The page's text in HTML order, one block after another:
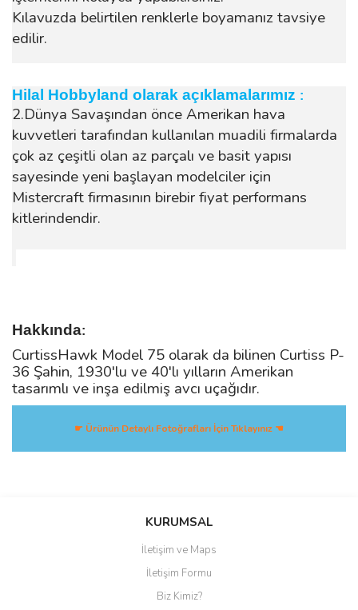
Kılavuzda belirtilen renklerle boyamanız tavsiye
edilir.
Hilal Hobbyland olarak açıklamalarımız :
2.Dünya Savaşından önce Amerikan hava
kuvvetleri tarafından kullanılan muadili firmalarda
çok az çeşitli olan az parçalı ve basit yapısı
sayesinde yeni başlayan modelciler için
Mistercraft firmasının birebir fiyat performans
kitlerindendir.
Hakkında:
CurtissHawk Model 75 olarak da bilinen Curtiss P-
36 Şahin, 1930'lu ve 40'lı yılların Amerikan
tasarımlı ve inşa edilmiş avcı uçağıdır.
☛ Ürünün Detaylı Fotoğrafları İçin Tıklayınız ☚
Bu ürüne ilk yorumu siz yapın!
Yorum Yaz
KURUMSAL
İletişim ve Maps
İletişim Formu
Biz Kimiz?